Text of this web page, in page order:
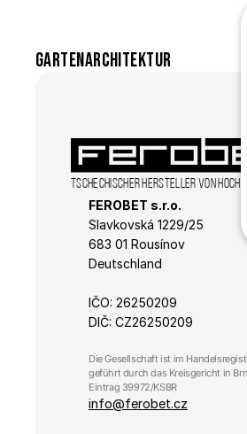
Gartenarchitektur
Tschechischer Hersteller von
FEROBET s.r.o.
Slavkovská 1229/25
683 01 Rousínov
Deutschland
IČO: 26250209
DIČ: CZ26250209
Die Gesellschaft ist im
geführt durch das Kreisgericht in
Eintrag 39972/KSBR
info@ferobet.cz